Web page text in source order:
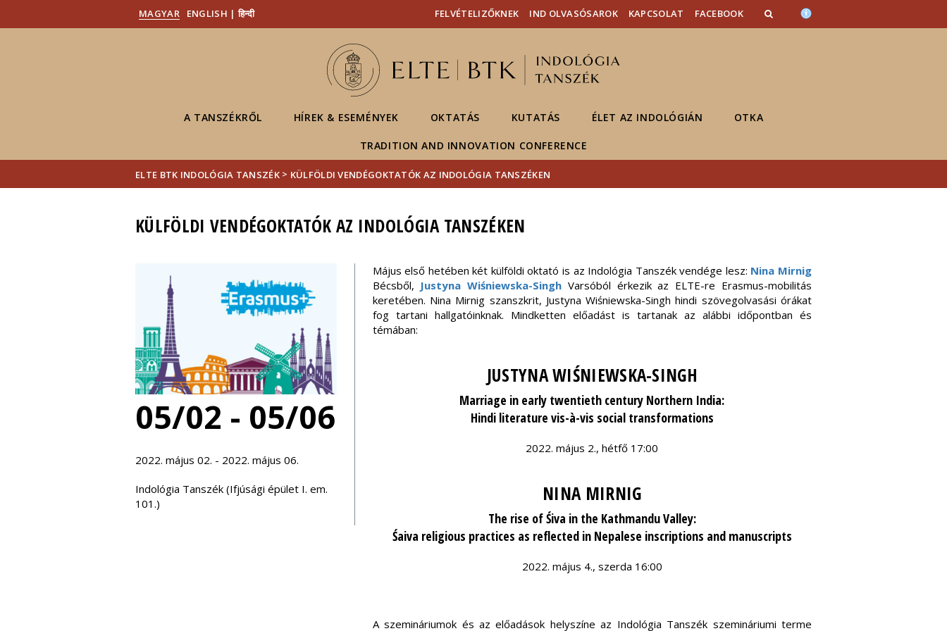
Hírek
Események
ELTE a
MAGYAR ENGLISH | हिन्दी FELVÉTELIZŐKNEK IND OLVASÓSAROK KAPCSOLAT FACEBOOK
A TANSZÉKRŐL HÍREK & ESEMÉNYEK OKTATÁS KUTATÁS ÉLET AZ INDOLÓGIÁN OTKA
TRADITION AND INNOVATION CONFERENCE
ELTE BTK INDOLÓGIA TANSZÉK > KÜLFÖLDI VENDÉGOKTATÓK AZ INDOLÓGIA TANSZÉKEN
KÜLFÖLDI VENDÉGOKTATÓK AZ INDOLÓGIA TANSZÉKEN
05/02 - 05/06
2022. május 02. - 2022. május 06.
Indológia Tanszék (Ifjúsági épület I. em.
101.)
Május első hetében két külföldi oktató is az Indológia Tanszék vendége lesz: Nina Mirnig
Bécsből, Justyna Wiśniewska-Singh Varsóból érkezik az ELTE-re Erasmus-mobilitás
keretében. Nina Mirnig szanszkrit, Justyna Wiśniewska-Singh hindi szövegolvasási órákat
fog tartani hallgatóinknak. Mindketten előadást is tartanak az alábbi időpontban és
témában:
JUSTYNA WIŚNIEWSKA-SINGH
Marriage in early twentieth century Northern India:
Hindi literature vis-à-vis social transformations
2022. május 2., hétfő 17:00
NINA MIRNIG
The rise of Śiva in the Kathmandu Valley:
Śaiva religious practices as reflected in Nepalese inscriptions and manuscripts
2022. május 4., szerda 16:00
A szemináriumok és az előadások helyszíne az Indológia Tanszék szemináriumi terme